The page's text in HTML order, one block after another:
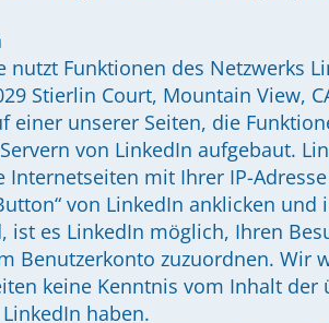
nutzt Funktionen des Netzwerks
Stierlin Court, Mountain View,
einer unserer Seiten, die
von LinkedIn aufgebaut.
Internetseiten mit Ihrer IP-
von LinkedIn anklicken
ist es LinkedIn möglich, Ihren
Benutzerkonto zuzuordnen. Wir
keine Kenntnis vom Inhalt
haben.